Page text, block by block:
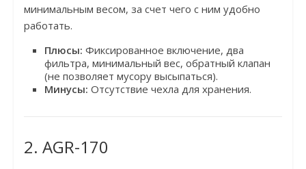
минимальным весом, за счет чего с ним удобно
работать.
Плюсы: Фиксированное включение, два
фильтра, минимальный вес, обратный клапан
(не позволяет мусору высыпаться).
Минусы: Отсутствие чехла для хранения.
2. AGR-170